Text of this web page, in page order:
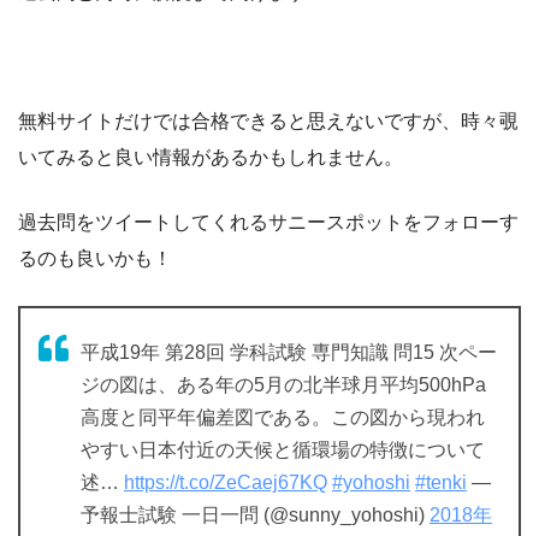
無料サイトだけでは合格できると思えないですが、時々覗
いてみると良い情報があるかもしれません。
過去問をツイートしてくれるサニースポットをフォローす
るのも良いかも！
平成19年 第28回 学科試験 専門知識 問15 次ペー
ジの図は、ある年の5月の北半球月平均500hPa
高度と同平年偏差図である。この図から現われ
やすい日本付近の天候と循環場の特徴について
述… https://t.co/ZeCaej67KQ #yohoshi #tenki —
予報士試験 一日一問 (@sunny_yohoshi) 2018年